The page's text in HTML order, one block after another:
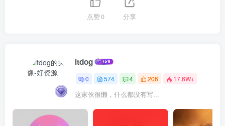
点赞0 分享
itdog
0 574 4 206 17.6W+
这家伙很懒，什么都没有写...